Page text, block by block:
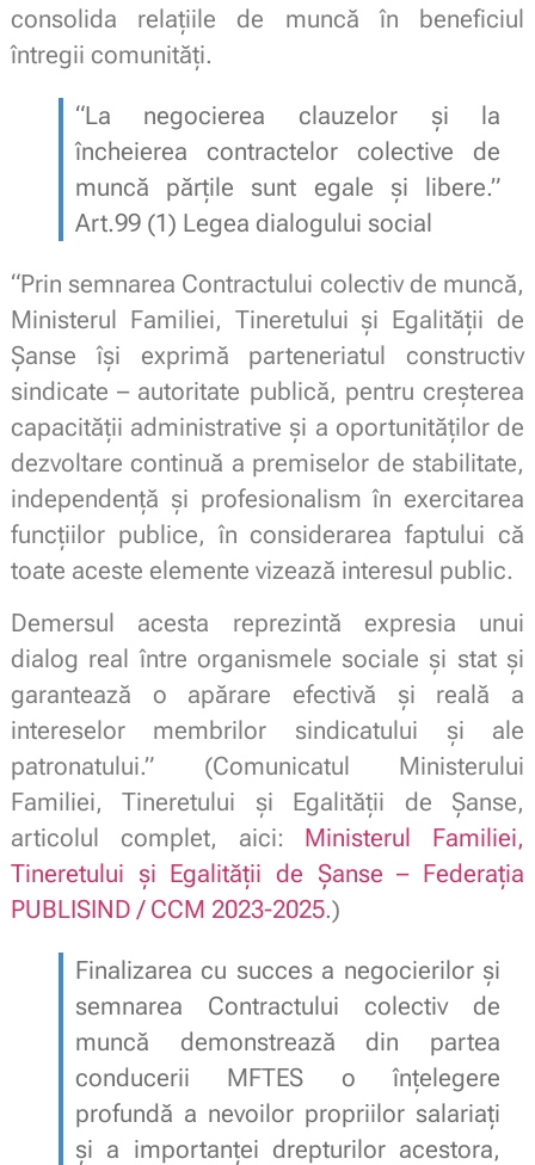
consolida relațiile de muncă în beneficiul
întregii comunități.
“La negocierea clauzelor şi la
încheierea contractelor colective de
muncă părţile sunt egale şi libere.”
Art.99 (1) Legea dialogului social
“Prin semnarea Contractului colectiv de muncă,
Ministerul Familiei, Tineretului și Egalității de
Șanse își exprimă parteneriatul constructiv
sindicate – autoritate publică, pentru creșterea
capacității administrative și a oportunităților de
dezvoltare continuă a premiselor de stabilitate,
independență și profesionalism în exercitarea
funcțiilor publice, în considerarea faptului că
toate aceste elemente vizează interesul public.
Demersul acesta reprezintă expresia unui
dialog real între organismele sociale și stat și
garantează o apărare efectivă și reală a
intereselor membrilor sindicatului și ale
patronatului.” (Comunicatul Ministerului
Familiei, Tineretului și Egalității de Șanse,
articolul complet, aici: Ministerul Familiei,
Tineretului și Egalității de Șanse – Federația
PUBLISIND / CCM 2023-2025.)
Finalizarea cu succes a negocierilor și
semnarea Contractului colectiv de
muncă demonstrează din partea
conducerii MFTES o înțelegere
profundă a nevoilor propriilor salariați
și a importanței drepturilor acestora,